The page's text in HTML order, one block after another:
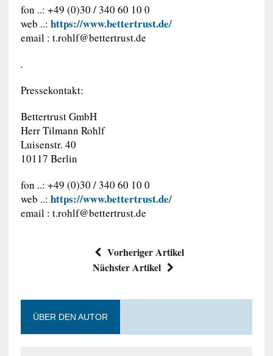
fon ..: +49 (0)30 / 340 60 10 0
web ..: https://www.bettertrust.de/
email : t.rohlf@bettertrust.de
.
Pressekontakt:
Bettertrust GmbH
Herr Tilmann Rohlf
Luisenstr. 40
10117 Berlin
fon ..: +49 (0)30 / 340 60 10 0
web ..: https://www.bettertrust.de/
email : t.rohlf@bettertrust.de
Vorheriger Artikel
Nächster Artikel
ÜBER DEN AUTOR